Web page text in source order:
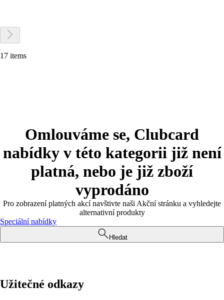
17 items
Omlouváme se, Clubcard
nabídky v této kategorii již není
platná, nebo je již zboží
vyprodáno
Pro zobrazení platných akcí navštivte naši Akční stránku a vyhledejte
alternativní produkty
Speciální nabídky
Hledat
Užitečné odkazy